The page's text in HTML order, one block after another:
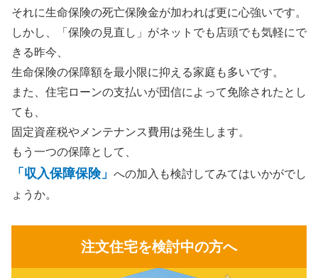
それに生命保険の死亡保険金が加われば更に心強いです。
しかし、「保険の見直し」がネットでも店頭でも気軽にで
きる昨今、
生命保険の保障額を最小限に抑える家庭も多いです。
また、住宅ローンの支払いが団信によって免除されたとし
ても、
固定資産税やメンテナンス費用は発生します。
もう一つの保障として、
「収入保障保険」 への加入も検討してみてはいかがでし
ょうか。
注文住宅を検討中の方へ